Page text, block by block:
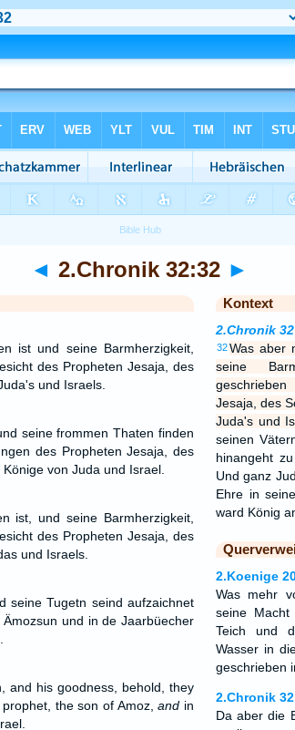
◄ 2.Chronik 32:32 ►
ist und seine Barmherzigkeit,
des Propheten Jesaja, des
und Israels.
seine frommen Thaten finden
des Propheten Jesaja, des
von Juda und Israel.
ist, und seine Barmherzigkeit,
des Propheten Jesaja, des
und Israels.
seine Tugetn seind aufzaichnet
und in de Jaarbüecher
and his goodness, behold, they
the son of Amoz,and in
Kontext
2.Chronik 32
32Was aber
seine
Jesaja, des
Juda's und
seinen
hinangeht
Und ganz
Ehre in
ward König
2.Koenige
Was mehr
seine
Teich und
Wasser in
geschrieben
2.Chronik
Da aber die